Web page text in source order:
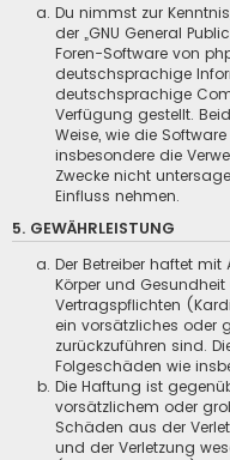
Du nimmst zur
der „GNU General
Foren-Software von
deutschsprachige
deutschsprachige
Verfügung gestellt.
Weise, wie die
insbesondere die
Zwecke nicht
Einfluss nehmen.
5. GEWÄHRLEISTUNG
Der Betreiber haftet mit
Körper und
Vertragspflichten
ein vorsätzliches oder
zurückzuführen sind.
Folgeschäden wie
Die Haftung ist
vorsätzlichem oder
Schäden aus der
und der Verletzung